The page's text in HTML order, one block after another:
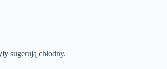
sugerują chłodny.